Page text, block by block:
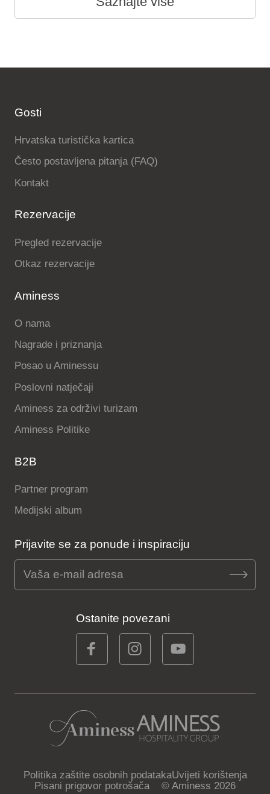
Gosti
Hrvatska turistička kartica
Često postavljena pitanja (FAQ)
Kontakt
Rezervacije
Pregled rezervacije
Otkaz rezervacije
Aminess
O nama
Nagrade i priznanja
Posao u Aminessu
Poslovni natječaji
Aminess za održivi turizam
Aminess Politike
B2B
Partner program
Medijski album
Prijavite se za ponude i inspiraciju
Ostanite povezani
Politika zaštite osobnih podatakaUvijeti korištenja
Pisani prigovor potrošača
© Aminess 2026